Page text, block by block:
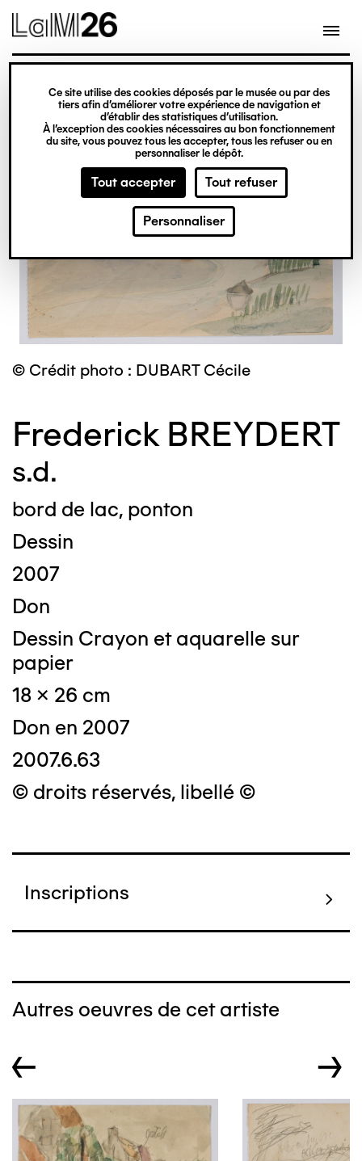
Gestion des cookies
Ce site utilise des cookies déposés par le musée ou par des
tiers afin d’améliorer votre expérience de navigation et
d’établir des statistiques d’utilisation.
À l’exception des cookies nécessaires au bon fonctionnement
du site, vous pouvez tous les accepter, tous les refuser ou en
personnaliser le dépôt.
Tout accepter Tout refuser
Personnaliser
contenu
© Crédit photo : DUBART Cécile
Frederick BREYDERT
s.d.
bord de lac, ponton
Dessin
2007
Don
Dessin Crayon et aquarelle sur
papier
18 x 26 cm
Don en 2007
2007.6.63
© droits réservés, libellé ©
Inscriptions
Autres oeuvres de cet artiste
← →